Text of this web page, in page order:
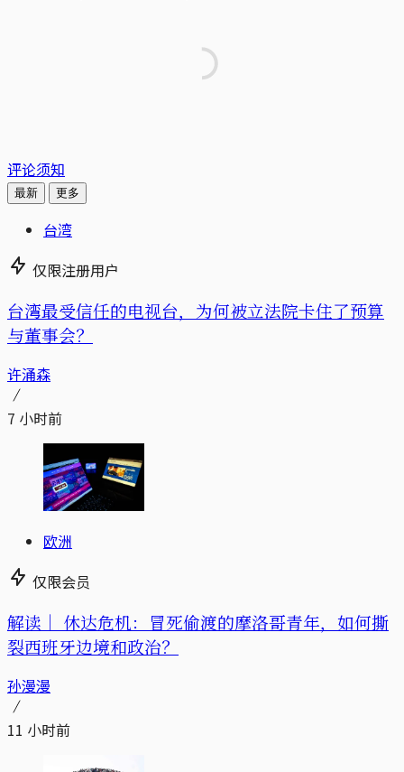
评论须知
最新 更多
台湾
仅限注册用户
台湾最受信任的电视台，为何被立法院卡住了预算
与董事会？
许涌森
7 小时前
欧洲
仅限会员
解读｜ 休达危机：冒死偷渡的摩洛哥青年，如何撕
裂西班牙边境和政治？
孙漫漫
11 小时前